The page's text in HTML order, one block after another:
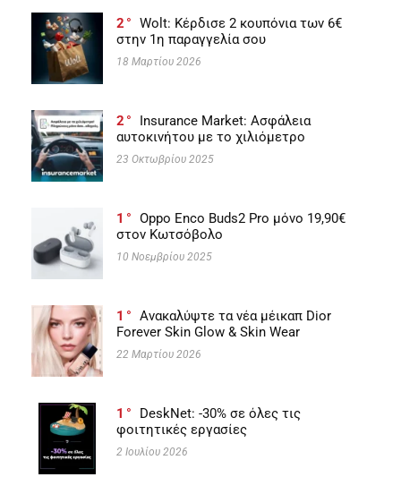
2
Wolt: Κέρδισε 2 κουπόνια των 6€
στην 1η παραγγελία σου
18 Μαρτίου 2026
2
Insurance Market: Ασφάλεια
αυτοκινήτου με το χιλιόμετρο
23 Οκτωβρίου 2025
1
Oppo Enco Buds2 Pro μόνο 19,90€
στον Κωτσόβολο
10 Νοεμβρίου 2025
1
Ανακαλύψτε τα νέα μέικαπ Dior
Forever Skin Glow & Skin Wear
22 Μαρτίου 2026
1
DeskNet: -30% σε όλες τις
φοιτητικές εργασίες
2 Ιουλίου 2026